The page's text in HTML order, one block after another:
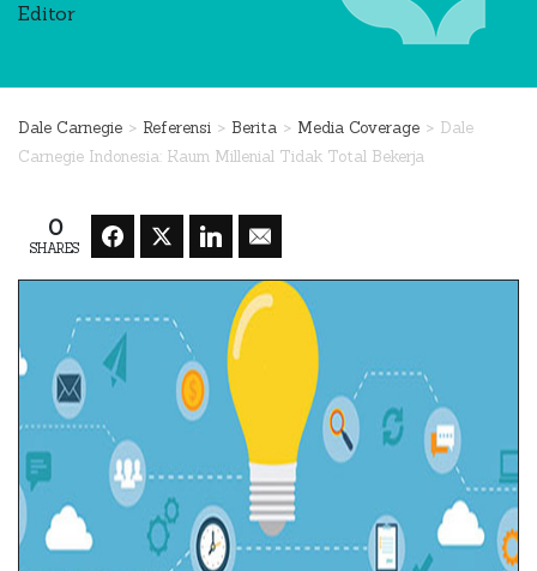
Editor
Dale Carnegie > Referensi > Berita > Media Coverage > Dale
Carnegie Indonesia: Kaum Millenial Tidak Total Bekerja
0
SHARES